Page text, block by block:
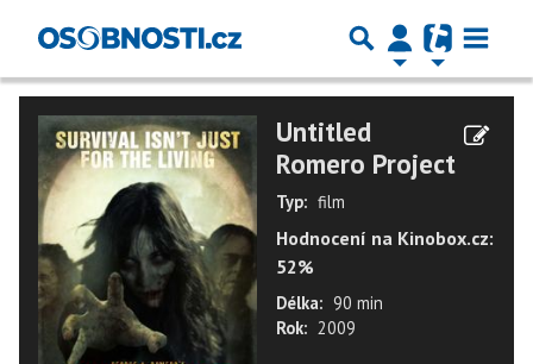
Untitled
Romero Project
Typ: film
Hodnocení na Kinobox.cz:
52%
Délka: 90 min
Rok: 2009